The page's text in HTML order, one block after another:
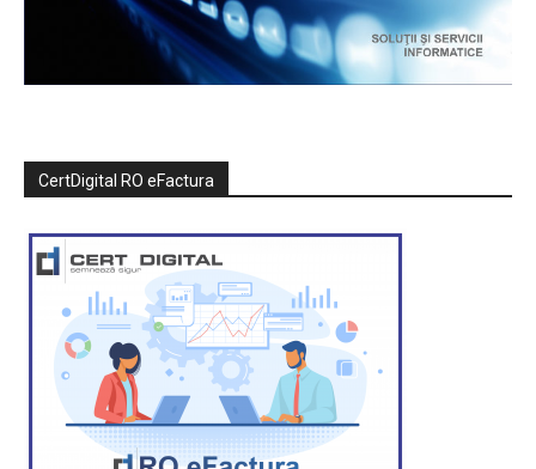
CertDigital RO eFactura